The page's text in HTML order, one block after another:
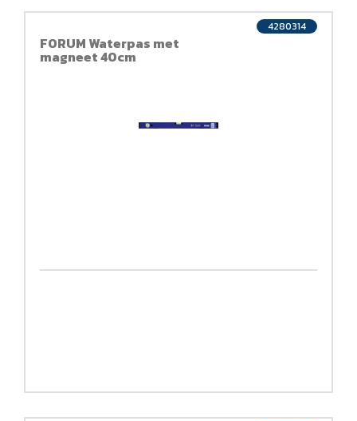
FORUM Waterpas met
magneet 40cm
4280314